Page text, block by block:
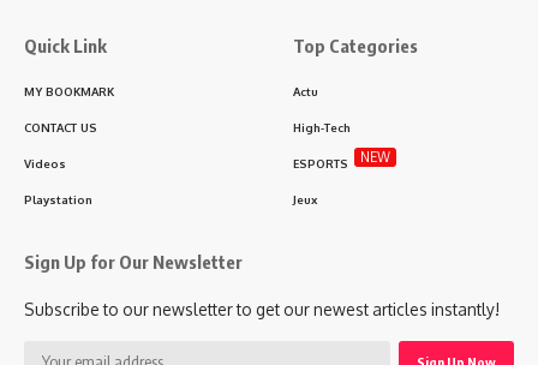
Quick Link
MY BOOKMARK
CONTACT US
Videos
Playstation
Top Categories
Actu
High-Tech
ESPORTS NEW
Jeux
Sign Up for Our Newsletter
Subscribe to our newsletter to get our newest articles instantly!